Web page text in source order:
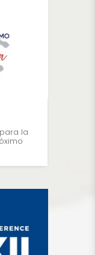
la